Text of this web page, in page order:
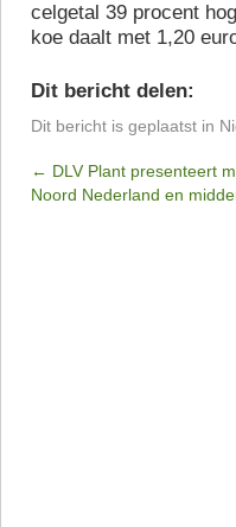
celgetal 39 procent
koe daalt met 1,20
Dit bericht delen:
Dit bericht is geplaatst in
← DLV Plant presenteert
Noord Nederland en